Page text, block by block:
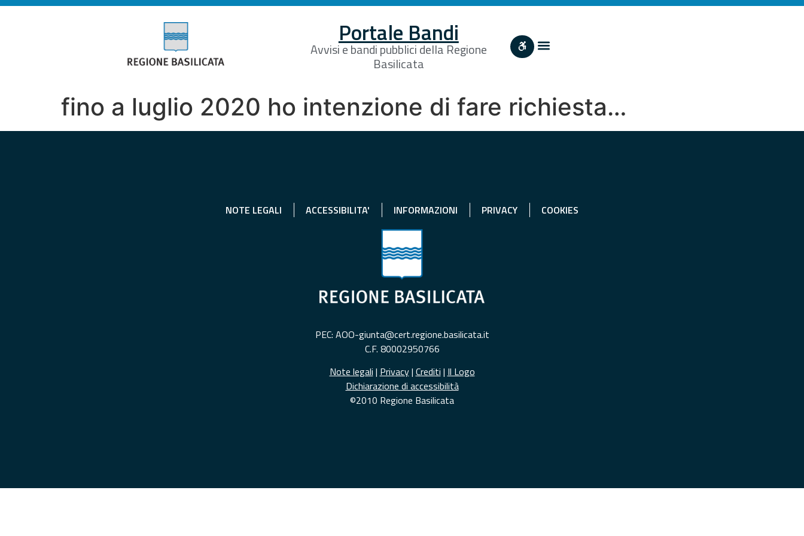
Portale Bandi
Avvisi e bandi pubblici della Regione
Basilicata
fino a luglio 2020 ho intenzione di fare richiesta…
NOTE LEGALI ACCESSIBILITA' INFORMAZIONI PRIVACY COOKIES
PEC: AOO-giunta@cert.regione.basilicata.it
C.F. 80002950766
Note legali | Privacy| Crediti | Il Logo
Dichiarazione di accessibilità
©2010 Regione Basilicata